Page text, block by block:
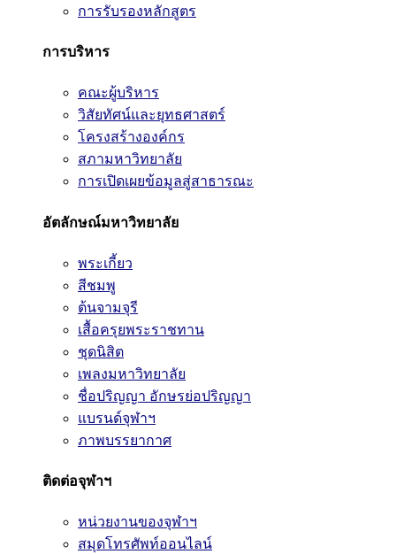
การรับรองหลักสูตร
การบริหาร
คณะผู้บริหาร
วิสัยทัศน์และยุทธศาสตร์
โครงสร้างองค์กร
สภามหาวิทยาลัย
การเปิดเผยข้อมูลสู่สาธารณะ
อัตลักษณ์มหาวิทยาลัย
พระเกี้ยว
สีชมพู
ต้นจามจุรี
เสื้อครุยพระราชทาน
ชุดนิสิต
เพลงมหาวิทยาลัย
ชื่อปริญญา อักษรย่อปริญญา
แบรนด์จุฬาฯ
ภาพบรรยากาศ
ติดต่อจุฬาฯ
หน่วยงานของจุฬาฯ
สมุดโทรศัพท์ออนไลน์